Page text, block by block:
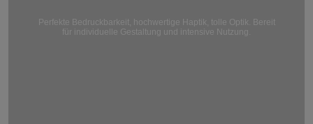
Perfekte Bedruckbarkeit, hochwertige Haptik, tolle Optik. Bereit
für individuelle Gestaltung und intensive Nutzung.